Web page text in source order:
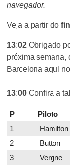
navegador.
Veja a partir do
13:02 Obrigado
próxima semana,
Barcelona aqui no
13:00 Confira a
P Piloto
1
Hamilton
2
Button
3
Vergne